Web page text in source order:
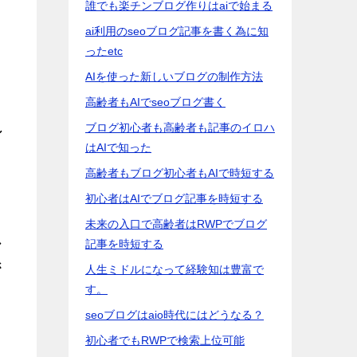
誰でも楽チンブログ作りはaiで始まる
ai利用のseoブログ記事を書く為に知
ったetc
AIを使った新しいブログの制作方法
高齢者もAIでseoブログ書く
ブログ初心者も高齢者も記事のイロハ
はAIで知った
高齢者もブログ初心者もAIで時短する
初心者はAIでブログ記事を時短する
未来の入口で高齢者はRWPでブログ
記事を時短する
人生ミドルになって経験知は豊富で
す。
seoブログはaio時代にはどうなる？
初心者でもRWPで検索上位可能